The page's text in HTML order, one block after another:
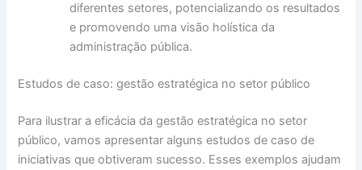
diferentes setores, potencializando os resultados
e promovendo uma visão holística da
administração pública.
Estudos de caso: gestão estratégica no setor público
Para ilustrar a eficácia da gestão estratégica no setor
público, vamos apresentar alguns estudos de caso de
iniciativas que obtiveram sucesso. Esses exemplos ajudam